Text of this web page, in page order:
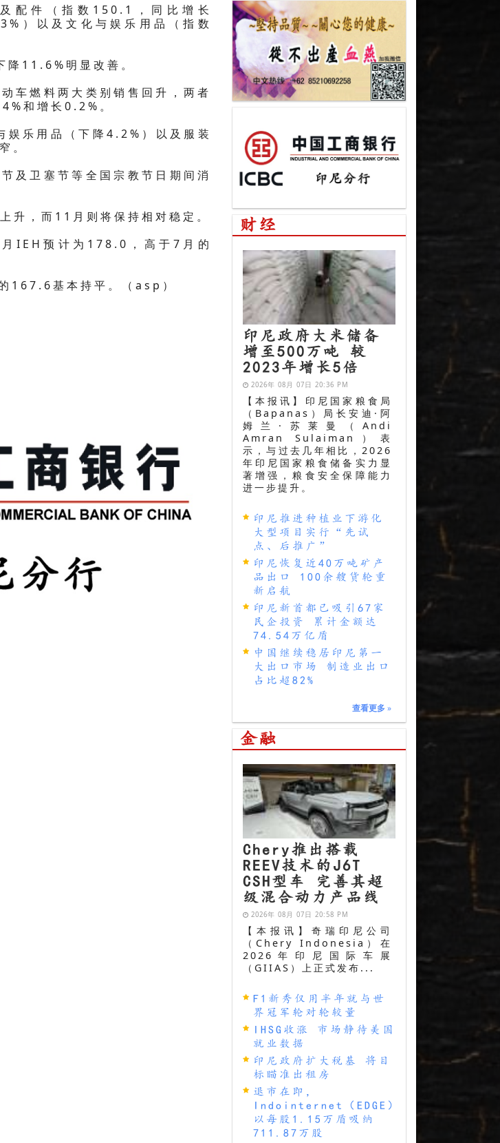
配件（指数150.1，同比增长
）以及文化与娱乐用品（指数
11.6%明显改善。
车燃料两大类别销售回升，两者
和增长0.2%。
娱乐用品（下降4.2%）以及服装
。
及卫塞节等全国宗教节日期间消
升，而11月则将保持相对稳定。
IEH预计为178.0，高于7月的
167.6基本持平。（asp）
财经
印尼政府大米储备
增至500万吨 较
2023年增长5倍
2026年 08月 07日 20:36 PM
【本报讯】印尼国家粮食局
（Bapanas）局长安迪·阿
姆兰·苏莱曼（Andi
Amran Sulaiman）表
示，与过去几年相比，2026
年印尼国家粮食储备实力显
著增强，粮食安全保障能力
进一步提升。
印尼推进种植业下游化
大型项目实行“先试
点、后推广”
印尼恢复近40万吨矿产
品出口 100余艘货轮重
新启航
印尼新首都已吸引67家
民企投资 累计金额达
74.54万亿盾
中国继续稳居印尼第一
大出口市场 制造业出口
占比超82%
查看更多 »
金融
Chery推出搭载
REEV技术的J6T
CSH型车 完善其超
级混合动力产品线
2026年 08月 07日 20:58 PM
【本报讯】奇瑞印尼公司
（Chery Indonesia）在
2026年印尼国际车展
（GIIAS）上正式发布...
F1新秀仅用半年就与世
界冠军轮对轮较量
IHSG收涨 市场静待美国
就业数据
印尼政府扩大税基 将目
标瞄准出租房
退市在即，
Indointernet（EDGE）
以每股1.15万盾吸纳
711.87万股